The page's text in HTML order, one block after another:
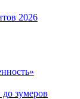
2026
зумеров